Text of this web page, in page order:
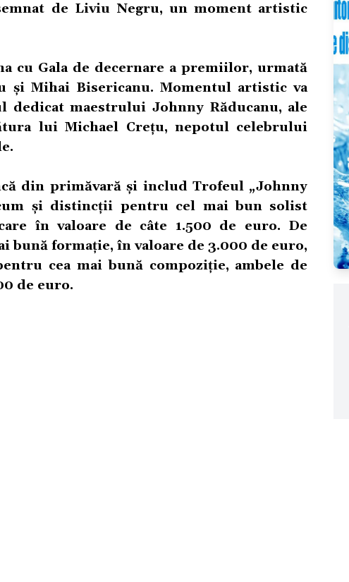
de Liviu Negru, un moment artistic
cu Gala de decernare a premiilor, urmată
și Mihai Bisericanu. Momentul artistic va
maestrului Johnny Răducanu, ale
lui Michael Crețu, nepotul celebrului
din primăvară și includ Trofeul „Johnny
și distincții pentru cel mai bun solist
în valoare de câte 1.500 de euro. De
bună formație, în valoare de 3.000 de euro,
cea mai bună compoziție, ambele de
de euro.